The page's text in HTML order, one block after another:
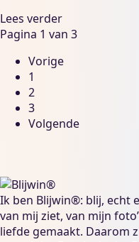
Lees verder
Pagina 1 van 3
Vorige
1
2
3
Volgende
Ik ben Blijwin®: blij, echt
van mij ziet, van mijn
liefde gemaakt. Daarom